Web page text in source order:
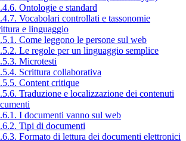
Ontologie e standard
Vocabolari controllati e tassonomie
e linguaggio
Come leggono le persone sul web
Le regole per un linguaggio semplice
Microtesti
Scrittura collaborativa
Content critique
Traduzione e localizzazione dei contenuti
I documenti vanno sul web
Tipi di documenti
Formato di lettura dei documenti elettronici